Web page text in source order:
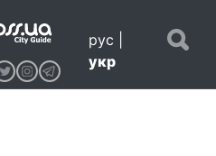
рус
укр